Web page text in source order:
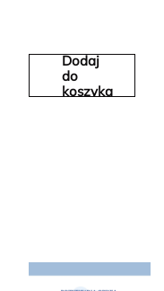
Dodaj
do
koszyka